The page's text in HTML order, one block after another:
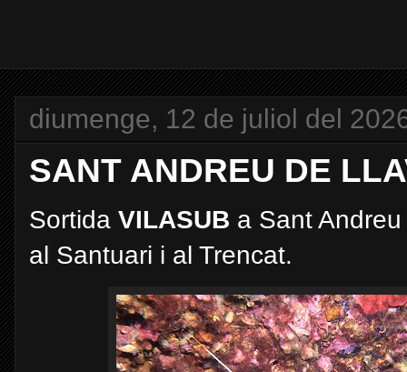
diumenge, 12 de juliol del
SANT ANDREU DE
Sortida VILASUB a Sant
al Santuari i al Trencat.